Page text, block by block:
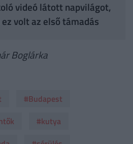
videó látott napvilágot,
volt az első támadás
Boglárka
#Budapest
#kutya